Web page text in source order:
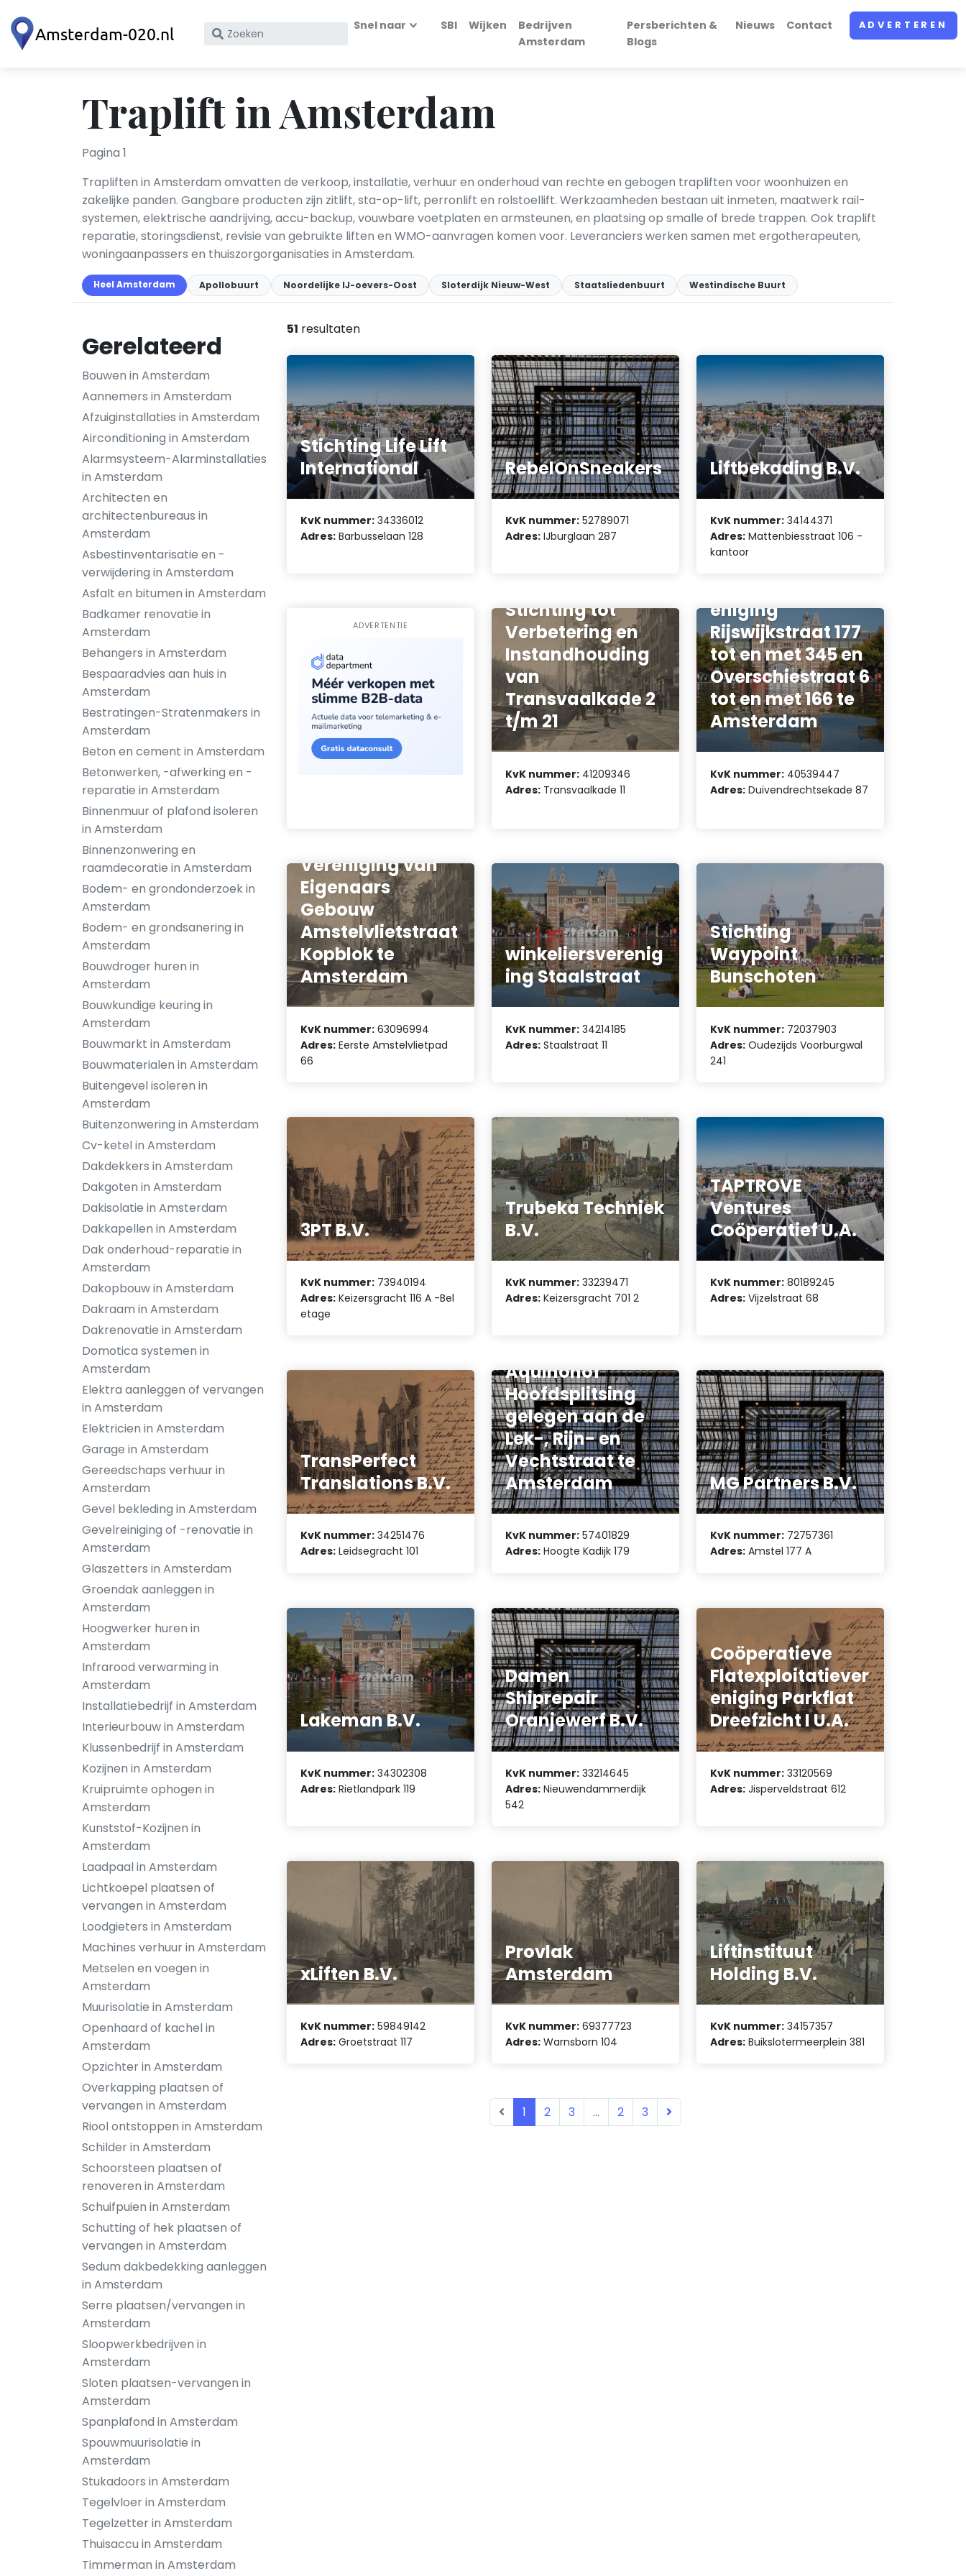
Zoek
KvK
nummer
Snel naar SBI Wijken
Bedrijven
Amsterdam
Persberichten &
Blogs
Nieuws Contact ADVERTEREN
Traplift in Amsterdam
Pagina 1
Trapliften in Amsterdam omvatten de verkoop, installatie, verhuur en onderhoud van rechte en gebogen trapliften voor woonhuizen en
zakelijke panden. Gangbare producten zijn zitlift, sta-op-lift, perronlift en rolstoellift. Werkzaamheden bestaan uit inmeten, maatwerk rail-
systemen, elektrische aandrijving, accu-backup, vouwbare voetplaten en armsteunen, en plaatsing op smalle of brede trappen. Ook traplift
reparatie, storingsdienst, revisie van gebruikte liften en WMO-aanvragen komen voor. Leveranciers werken samen met ergotherapeuten,
woningaanpassers en thuiszorgorganisaties in Amsterdam.
Heel Amsterdam Apollobuurt Noordelijke IJ-oevers-Oost Sloterdijk Nieuw-West Staatsliedenbuurt Westindische Buurt
Gerelateerd
Bouwen in Amsterdam
Aannemers in Amsterdam
Afzuiginstallaties in Amsterdam
Airconditioning in Amsterdam
Alarmsysteem-Alarminstallaties
in Amsterdam
Architecten en
architectenbureaus in
Amsterdam
Asbestinventarisatie en -
verwijdering in Amsterdam
Asfalt en bitumen in Amsterdam
Badkamer renovatie in
Amsterdam
Behangers in Amsterdam
Bespaaradvies aan huis in
Amsterdam
Bestratingen-Stratenmakers in
Amsterdam
Beton en cement in Amsterdam
Betonwerken, -afwerking en -
reparatie in Amsterdam
Binnenmuur of plafond isoleren
in Amsterdam
Binnenzonwering en
raamdecoratie in Amsterdam
Bodem- en grondonderzoek in
Amsterdam
Bodem- en grondsanering in
Amsterdam
Bouwdroger huren in
Amsterdam
Bouwkundige keuring in
Amsterdam
Bouwmarkt in Amsterdam
Bouwmaterialen in Amsterdam
Buitengevel isoleren in
Amsterdam
Buitenzonwering in Amsterdam
Cv-ketel in Amsterdam
Dakdekkers in Amsterdam
Dakgoten in Amsterdam
Dakisolatie in Amsterdam
Dakkapellen in Amsterdam
Dak onderhoud-reparatie in
Amsterdam
Dakopbouw in Amsterdam
Dakraam in Amsterdam
Dakrenovatie in Amsterdam
Domotica systemen in
Amsterdam
Elektra aanleggen of vervangen
in Amsterdam
Elektricien in Amsterdam
Garage in Amsterdam
Gereedschaps verhuur in
Amsterdam
Gevel bekleding in Amsterdam
Gevelreiniging of -renovatie in
Amsterdam
Glaszetters in Amsterdam
Groendak aanleggen in
Amsterdam
Hoogwerker huren in
Amsterdam
Infrarood verwarming in
Amsterdam
Installatiebedrijf in Amsterdam
Interieurbouw in Amsterdam
Klussenbedrijf in Amsterdam
Kozijnen in Amsterdam
Kruipruimte ophogen in
Amsterdam
Kunststof-Kozijnen in
Amsterdam
Laadpaal in Amsterdam
Lichtkoepel plaatsen of
vervangen in Amsterdam
Loodgieters in Amsterdam
Machines verhuur in Amsterdam
Metselen en voegen in
Amsterdam
Muurisolatie in Amsterdam
Openhaard of kachel in
Amsterdam
Opzichter in Amsterdam
Overkapping plaatsen of
vervangen in Amsterdam
Riool ontstoppen in Amsterdam
Schilder in Amsterdam
Schoorsteen plaatsen of
renoveren in Amsterdam
Schuifpuien in Amsterdam
Schutting of hek plaatsen of
vervangen in Amsterdam
Sedum dakbedekking aanleggen
in Amsterdam
Serre plaatsen/vervangen in
Amsterdam
Sloopwerkbedrijven in
Amsterdam
Sloten plaatsen-vervangen in
Amsterdam
Spanplafond in Amsterdam
Spouwmuurisolatie in
Amsterdam
Stukadoors in Amsterdam
Tegelvloer in Amsterdam
Tegelzetter in Amsterdam
Thuisaccu in Amsterdam
Timmerman in Amsterdam
51 resultaten
Stichting Life Lift
International
KvK nummer: 34336012
Adres: Barbusselaan 128
RebelOnSneakers
KvK nummer: 52789071
Adres: IJburglaan 287
Liftbekading B.V.
KvK nummer: 34144371
Adres: Mattenbiesstraat 106 -
kantoor
ADVERTENTIE
Stichting tot
Verbetering en
Instandhouding
van
Transvaalkade 2
t/m 21
KvK nummer: 41209346
Adres: Transvaalkade 11
eniging
Rijswijkstraat 177
tot en met 345 en
Overschiestraat 6
tot en met 166 te
Amsterdam
KvK nummer: 40539447
Adres: Duivendrechtsekade 87
Vereniging van
Eigenaars
Gebouw
Amstelvlietstraat
Kopblok te
Amsterdam
KvK nummer: 63096994
Adres: Eerste Amstelvlietpad
66
winkeliersverenig
ing Staalstraat
KvK nummer: 34214185
Adres: Staalstraat 11
Stichting
Waypoint
Bunschoten
KvK nummer: 72037903
Adres: Oudezijds Voorburgwal
241
3PT B.V.
KvK nummer: 73940194
Adres: Keizersgracht 116 A -Bel
etage
Trubeka Techniek
B.V.
KvK nummer: 33239471
Adres: Keizersgracht 701 2
TAPTROVE
Ventures
Coöperatief U.A.
KvK nummer: 80189245
Adres: Vijzelstraat 68
TransPerfect
Translations B.V.
KvK nummer: 34251476
Adres: Leidsegracht 101
Aquinohof
Hoofdsplitsing
gelegen aan de
Lek-, Rijn- en
Vechtstraat te
Amsterdam
KvK nummer: 57401829
Adres: Hoogte Kadijk 179
MG Partners B.V.
KvK nummer: 72757361
Adres: Amstel 177 A
Lakeman B.V.
KvK nummer: 34302308
Adres: Rietlandpark 119
Damen
Shiprepair
Oranjewerf B.V.
KvK nummer: 33214645
Adres: Nieuwendammerdijk
542
Coöperatieve
Flatexploitatiever
eniging Parkflat
Dreefzicht I U.A.
KvK nummer: 33120569
Adres: Jisperveldstraat 612
xLiften B.V.
KvK nummer: 59849142
Adres: Groetstraat 117
Provlak
Amsterdam
KvK nummer: 69377723
Adres: Warnsborn 104
Liftinstituut
Holding B.V.
KvK nummer: 34157357
Adres: Buikslotermeerplein 381
1 2 3 ... 2 3